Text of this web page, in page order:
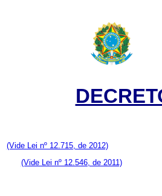
(Vide Lei nº 12.715, de 2012)
(Vide Lei nº 12.546, de 2011)